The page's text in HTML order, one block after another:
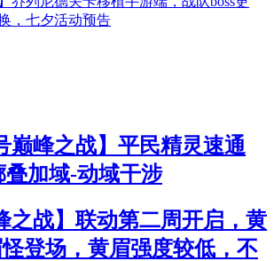
，七夕活动预告
巅峰之战】平民精灵速通
叠加域-动域干涉
之战】联动第二周开启，黄
登场，黄眉强度较低，不